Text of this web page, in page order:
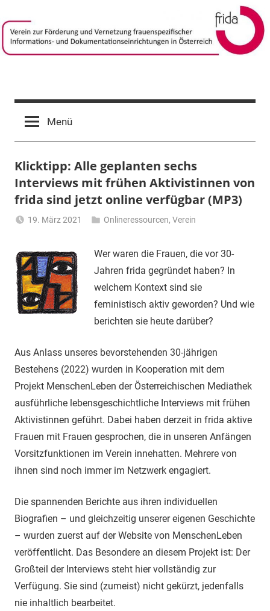
Inhalt
springen
frida-
verein
Förderung
frauenspezifischer
Informations-
und
Dokumentationseinrichtungen
in
Menü
Klicktipp: Alle geplanten sechs
Interviews mit frühen Aktivistinnen von
frida sind jetzt online verfügbar (MP3)
19. März 2021
Gerhalter
Onlineressourcen,Verein
Wer waren die Frauen, die vor 30-
Jahren frida gegründet haben? In
welchem Kontext sind sie
feministisch aktiv geworden? Und wie
berichten sie heute darüber?
Aus Anlass unseres bevorstehenden 30-jährigen
Bestehens (2022) wurden in Kooperation mit dem
Projekt MenschenLeben der Österreichischen Mediathek
ausführliche lebensgeschichtliche Interviews mit frühen
Aktivistinnen geführt. Dabei haben derzeit in frida aktive
Frauen mit Frauen gesprochen, die in unseren Anfängen
Vorsitzfunktionen im Verein innehatten. Mehrere von
ihnen sind noch immer im Netzwerk engagiert.
Die spannenden Berichte aus ihren individuellen
Biografien – und gleichzeitig unserer eigenen Geschichte
– wurden zuerst auf der Website von MenschenLeben
veröffentlicht. Das Besondere an diesem Projekt ist: Der
Großteil der Interviews steht hier vollständig zur
Verfügung. Sie sind (zumeist) nicht gekürzt, jedenfalls
nie inhaltlich bearbeitet.